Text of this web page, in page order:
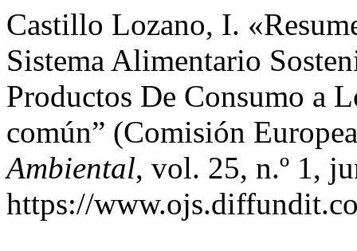
Castillo Lozano, I.
Sistema Alimentario
Productos De Consumo a
común” (Comisión
Ambiental, vol. 25, n.º 1,
https://